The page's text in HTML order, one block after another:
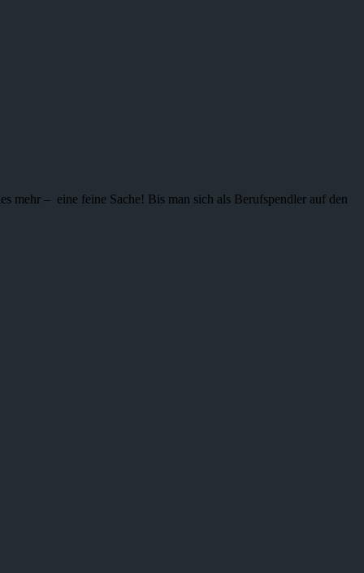
mehr – eine feine Sache! Bis man sich als Berufspendler auf den